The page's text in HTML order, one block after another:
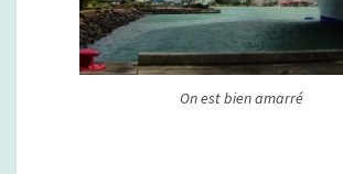
U
C
I
)
On est bien amarré